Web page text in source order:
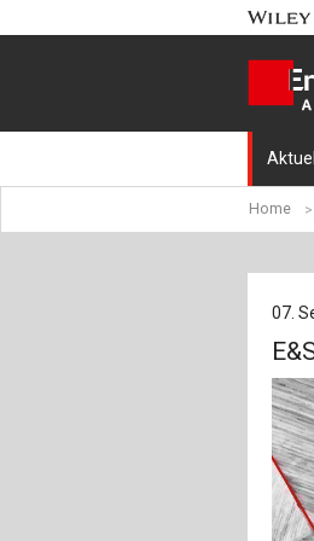
Home
07.